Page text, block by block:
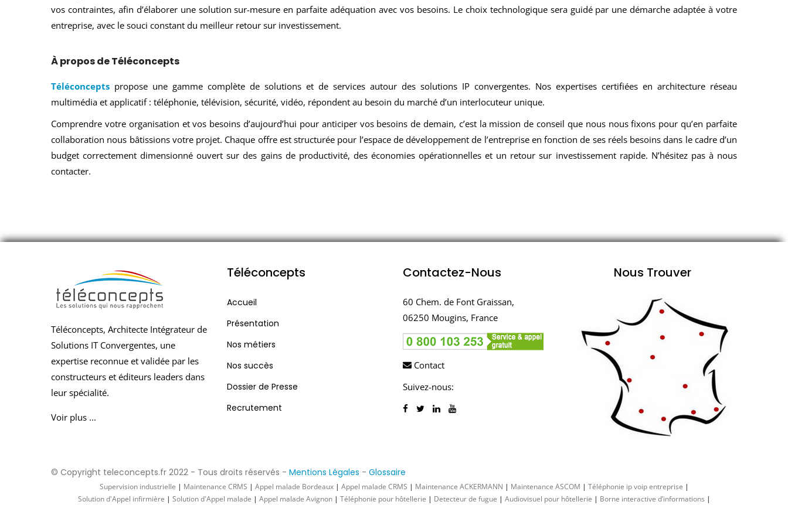
vos contraintes, afin d’élaborer une solution sur-mesure en parfaite adéquation avec vos besoins. Le choix technologique sera guidé par une démarche adaptée à votre
entreprise, avec le souci constant du meilleur retour sur investissement.
À propos de Téléconcepts
Téléconcepts propose une gamme complète de solutions et de services autour des solutions IP convergentes. Nos expertises certifiées en architecture réseau
multimédia et applicatif : téléphonie, télévision, sécurité, vidéo, répondent au besoin du marché d’un interlocuteur unique.
Comprendre votre organisation et vos besoins d’aujourd’hui pour anticiper vos besoins de demain, c’est la mission de conseil que nous nous fixons pour qu’en parfaite
collaboration nous bâtissions votre projet. Chaque offre est structurée pour l’espace de développement de l’entreprise en fonction de ses réels besoins dans le cadre d’un
budget correctement dimensionné ouvert sur des gains de productivité, des économies opérationnelles et un retour sur investissement rapide. N’hésitez pas à nous
contacter.
Téléconcepts, Architecte Intégrateur de
Solutions IT Convergentes, une
expertise reconnue et validée par les
constructeurs et éditeurs leaders dans
leur spécialité.
Voir plus ...
Téléconcepts
Accueil
Présentation
Nos métiers
Nos succès
Dossier de Presse
Recrutement
Contactez-Nous
60 Chem. de Font Graissan,
06250 Mougins, France
Contact
Suivez-nous:
Nous Trouver
© Copyright teleconcepts.fr 2022 - Tous droits réservés - Mentions Légales - Glossaire
Supervision industrielle | Maintenance CRMS | Appel malade Bordeaux| Appel malade CRMS | Maintenance ACKERMANN | Maintenance ASCOM | Téléphonie ip voip entreprise |
Solution d'Appel infirmière | Solution d'Appel malade | Appel malade Avignon| Téléphonie pour hôtellerie | Detecteur de fugue | Audiovisuel pour hôtellerie | Borne interactive d’informations |